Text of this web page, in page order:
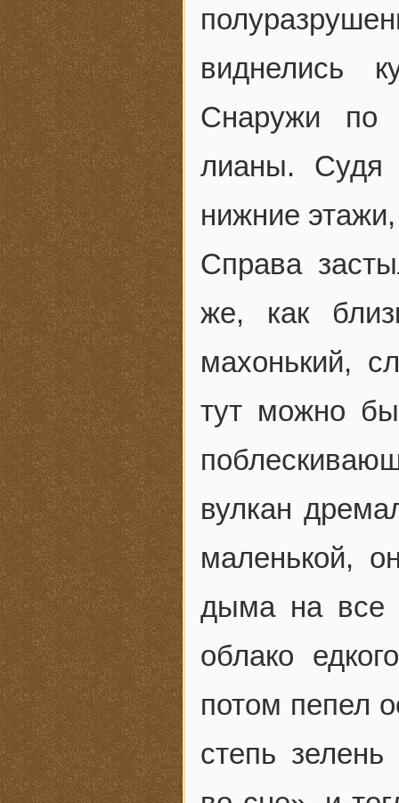
виднелись
Снаружи по
лианы. Судя
нижние
Справа
же, как
махонький,
тут можно
вулкан
маленькой,
дыма на все
облако
потом пепел
степь